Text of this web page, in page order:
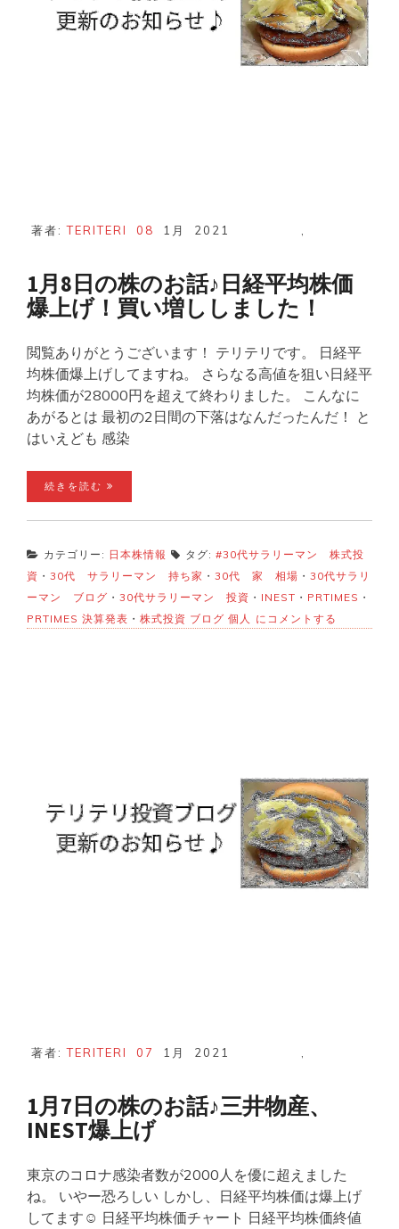
著者:TERITERI 08 1月 2021
1月8日の株のお話♪日経平均株価
爆上げ！買い増ししました！
閲覧ありがとうございます！ テリテリです。 日経平
均株価爆上げしてますね。 さらなる高値を狙い日経平
均株価が28000円を超えて終わりました。 こんなに
あがるとは 最初の2日間の下落はなんだったんだ！ と
はいえども 感染
続きを読む
カテゴリー: 日本株情報 タグ: #30代サラリーマン 株式投
資 ・ 30代 サラリーマン 持ち家 ・ 30代 家 相場 ・ 30代サラリ
ーマン ブログ ・ 30代サラリーマン 投資 ・ INEST ・ PRTIMES ・
PRTIMES 決算発表 ・ 株式投資 ブログ 個人 1
月
経
平
均
株
価
爆
上
にコメントする
著者:TERITERI 07 1月 2021
1月7日の株のお話♪三井物産、
INEST爆上げ
東京のコロナ感染者数が2000人を優に超えました
ね。 いやー恐ろしい しかし、日経平均株価は爆上げ
してます☺️ 日経平均株価チャート 日経平均株価終値